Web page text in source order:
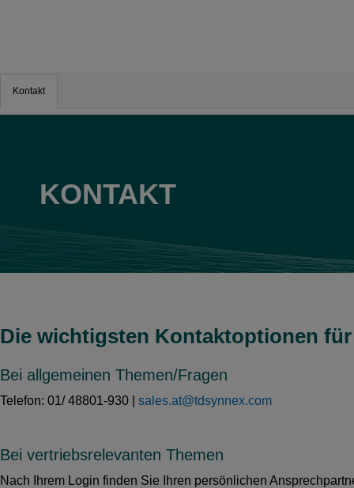
Kontakt
KONTAKT
Die wichtigsten Kontaktoptionen
Bei allgemeinen Themen/Fragen
Telefon: 01/ 48801-930 | sales.at@tdsynnex.com
Bei vertriebsrelevanten Themen
Nach Ihrem Login finden Sie Ihren persönlichen